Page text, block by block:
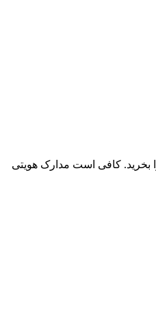
بخرید. کافی است مدارک هویتی